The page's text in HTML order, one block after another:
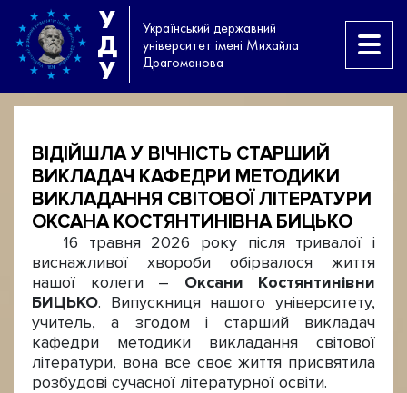
У
Д
У
Український державний
університет імені Михайла
Драгоманова
ВІДІЙШЛА У ВІЧНІСТЬ СТАРШИЙ
ВИКЛАДАЧ КАФЕДРИ МЕТОДИКИ
ВИКЛАДАННЯ СВІТОВОЇ ЛІТЕРАТУРИ
ОКСАНА КОСТЯНТИНІВНА БИЦЬКО
16 травня 2026 року після тривалої і
виснажливої хвороби обірвалося життя
нашої колеги – Оксани Костянтинівни
БИЦЬКО. Випускниця нашого університету,
учитель, а згодом і старший викладач
кафедри методики викладання світової
літератури, вона все своє життя присвятила
розбудові сучасної літературної освіти.